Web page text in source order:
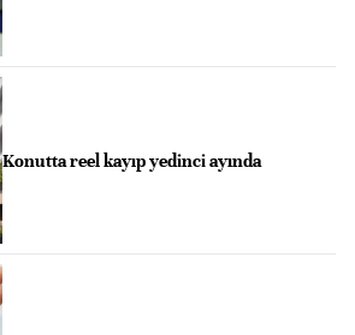
Konutta reel kayıp yedinci ayında